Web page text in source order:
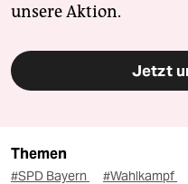
unsere Aktion.
Jetzt
Themen
#SPD Bayern #Wahlkampf